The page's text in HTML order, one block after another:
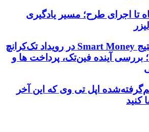
تا اجرای طرح؛ مسیر یادگیری
رونمایی از استیج Smart Money در رویداد تک‌کرانچ
دیسراپ ۲۰۲۶؛ بررسی آینده فین‌تک، پرداخت‌ ها و
اپل تی وی که این آخر
کنید